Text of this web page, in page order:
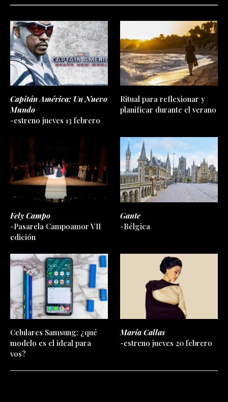
Capitán América: Un Nuevo
Mundo
-estreno jueves 13 febrero
Ritual para reflexionar y
planificar durante el verano
Fely Campo
-Pasarela Campoamor VII
edición
Gante
-Bélgica
Celulares Samsung: ¿qué
modelo es el ideal para
vos?
María Callas
-estreno jueves 20 febrero